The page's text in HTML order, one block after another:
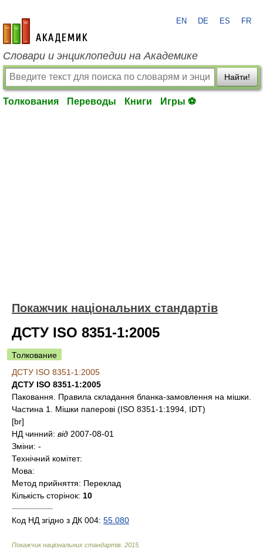
academic.ru
EN DE ES FR
Словари и энциклопедии на Академике
Найти!
Толкования Переводы Книги Игры ⚽
Покажчик національних стандартів
ДСТУ ISO 8351-1:2005
Толкование
ДСТУ ISO 8351-1:2005
ДСТУ ISO 8351-1:2005
Паковання. Правила складання бланка-замовлення на мішки.
Частина 1. Мішки паперові (ISO 8351-1:1994, IDT)
[br]
НД чинний: від 2007-08-01
Зміни: -
Технічний комітет:
Мова:
Метод прийняття: Переклад
Кількість сторінок: 10
—————
Код НД згідно з ДК 004: 55.080
Покажчик національних стандартів 2015